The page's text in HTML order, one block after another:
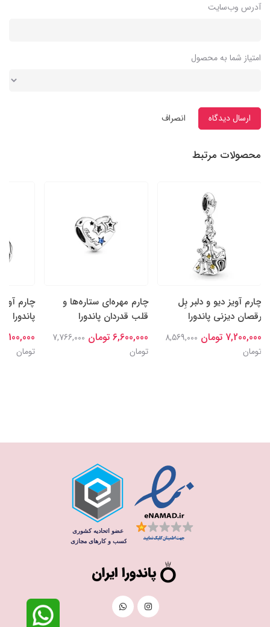
آدرس وب‌سایت
امتیاز شما به محصول
ارسال دیدگاه انصراف
محصولات مرتبط
چارم آویز دیو و دلبر بِل
رقصان دیزنی پاندورا
7,200,000 تومان
8,569,000
تومان
چارم مهره‌ای ستاره‌ها و
قلب قدردان پاندورا
6,600,000 تومان
7,766,000
تومان
چارم
پاندورا
7,100,000 تومان
تومان